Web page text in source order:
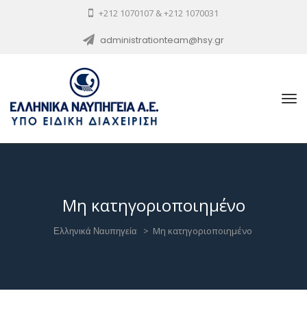
+212 1070107 & +212 1070031
administrationteam@hsy.gr
Μη κατηγοριοποιημένο
Ελληνικά Ναυπηγεία > Μη κατηγοριοποιημένο